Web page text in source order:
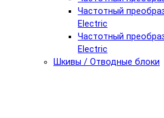
Частотный
Electric
Частотный
Electric
Шкивы / Отводные блоки